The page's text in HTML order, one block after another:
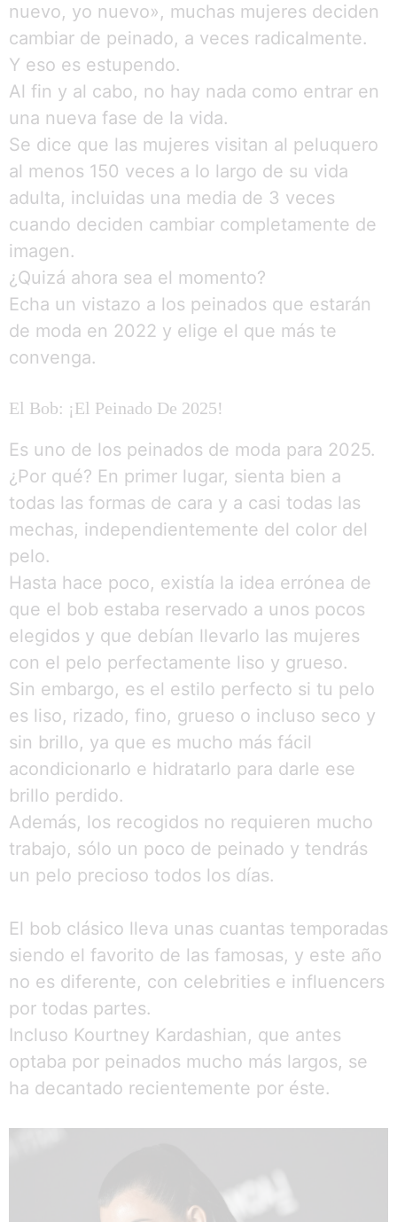
nuevo, yo nuevo», muchas mujeres deciden
cambiar de peinado, a veces radicalmente.
Y eso es estupendo.
Al fin y al cabo, no hay nada como entrar en
una nueva fase de la vida.
Se dice que las mujeres visitan al peluquero
al menos 150 veces a lo largo de su vida
adulta, incluidas una media de 3 veces
cuando deciden cambiar completamente de
imagen.
¿Quizá ahora sea el momento?
Echa un vistazo a los peinados que estarán
de moda en 2022 y elige el que más te
convenga.
El Bob: ¡el Peinado De 2025!
Es uno de los peinados de moda para 2025.
¿Por qué? En primer lugar, sienta bien a
todas las formas de cara y a casi todas las
mechas, independientemente del color del
pelo.
Hasta hace poco, existía la idea errónea de
que el bob estaba reservado a unos pocos
elegidos y que debían llevarlo las mujeres
con el pelo perfectamente liso y grueso.
Sin embargo, es el estilo perfecto si tu pelo
es liso, rizado, fino, grueso o incluso seco y
sin brillo, ya que es mucho más fácil
acondicionarlo e hidratarlo para darle ese
brillo perdido.
Además, los recogidos no requieren mucho
trabajo, sólo un poco de peinado y tendrás
un pelo precioso todos los días.
El bob clásico lleva unas cuantas temporadas
siendo el favorito de las famosas, y este año
no es diferente, con celebrities e influencers
por todas partes.
Incluso Kourtney Kardashian, que antes
optaba por peinados mucho más largos, se
ha decantado recientemente por éste.